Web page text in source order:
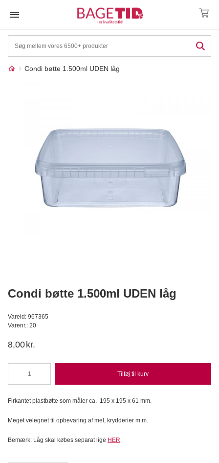
Condi bøtte 1.500ml UDEN låg
Condi bøtte 1.500ml UDEN låg
Vareid: 967365
Varenr.: 20
8,00 kr.
bøtte
UDEN
antal
Tilføj til kurv
Firkantet plastbøtte som måler ca. 195 x 195 x 61 mm.
Meget velegnet til opbevaring af mel, krydderier m.m.
Bemærk: Låg skal købes separat lige HER.